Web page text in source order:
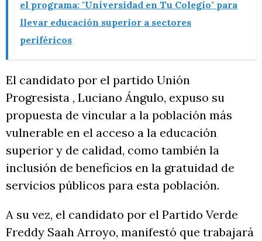
el programa: "Universidad en Tu Colegio" para
llevar educación superior a sectores
periféricos
El candidato por el partido Unión
Progresista , Luciano Ángulo, expuso su
propuesta de vincular a la población más
vulnerable en el acceso a la educación
superior y de calidad, como también la
inclusión de beneficios en la gratuidad de
servicios públicos para esta población.
A su vez, el candidato por el Partido Verde
Freddy Saah Arroyo, manifestó que trabajará